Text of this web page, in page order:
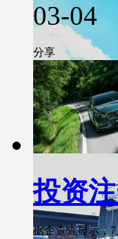
03-04
分享
投资
据企查查显示，